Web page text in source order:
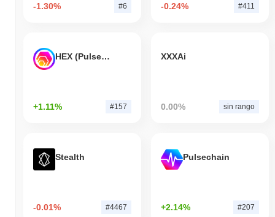
-1.30% #6 -0.24% #411
HEX (Pulsechain)
+1.11% #157
XXXAi
0.00% sin rango
Stealth
-0.01% #4467
Pulsechain
+2.14% #207